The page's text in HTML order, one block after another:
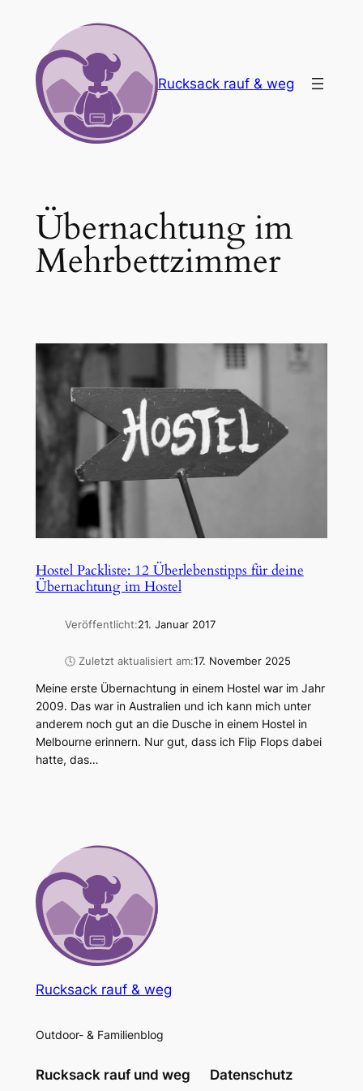
springen
Rucksack rauf & weg
Übernachtung im
Mehrbettzimmer
Hostel Packliste: 12 Überlebenstipps für deine
Übernachtung im Hostel
Veröffentlicht:21. Januar 2017
🕓 Zuletzt aktualisiert am:17. November 2025
Meine erste Übernachtung in einem Hostel war im Jahr
2009. Das war in Australien und ich kann mich unter
anderem noch gut an die Dusche in einem Hostel in
Melbourne erinnern. Nur gut, dass ich Flip Flops dabei
hatte, das…
Rucksack rauf & weg
Outdoor- & Familienblog
Rucksack rauf und weg Datenschutz